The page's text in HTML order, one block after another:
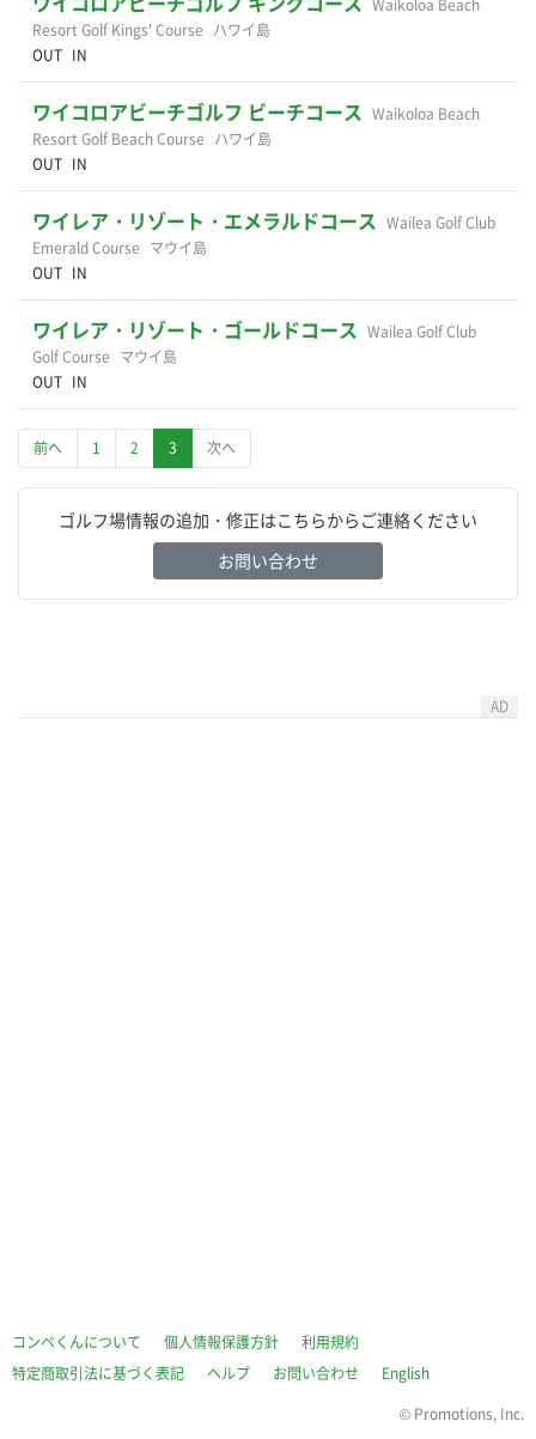
Waikoloa Beach
Resort Golf Kings' Course ハワイ島
OUT IN
ワイコロアビーチゴルフ ビーチコース Waikoloa Beach
Resort Golf Beach Course ハワイ島
OUT IN
ワイレア・リゾート・エメラルドコース Wailea Golf Club
Emerald Course マウイ島
OUT IN
ワイレア・リゾート・ゴールドコース Wailea Golf Club
Golf Course マウイ島
OUT IN
前へ 1 2 3 次へ
ゴルフ場情報の追加・修正はこちらからご連絡ください
お問い合わせ
AD
コンペくんについて 個人情報保護方針
利用規約
特定商取引法に基づく表記
ヘルプ お問い合わせ
English
© Promotions, Inc.